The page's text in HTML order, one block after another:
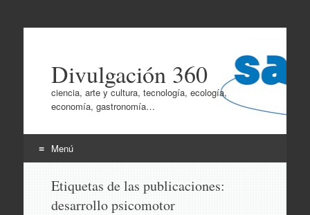
Divulgación 360
ciencia, arte y cultura, tecnología, ecología,
economía, gastronomía…
Menú
contenido
Etiquetas de las publicaciones:
desarrollo psicomotor